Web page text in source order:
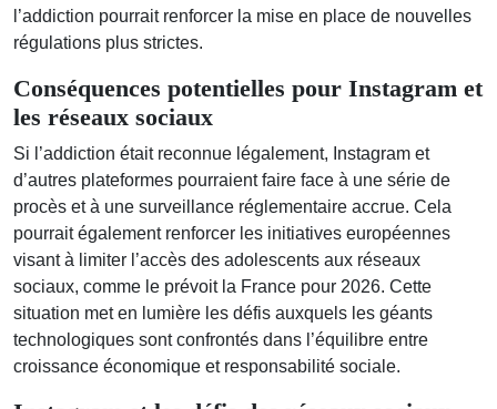
l’addiction pourrait renforcer la mise en place de nouvelles
régulations plus strictes.
Conséquences potentielles pour Instagram et
les réseaux sociaux
Si l’addiction était reconnue légalement, Instagram et
d’autres plateformes pourraient faire face à une série de
procès et à une surveillance réglementaire accrue. Cela
pourrait également renforcer les initiatives européennes
visant à limiter l’accès des adolescents aux réseaux
sociaux, comme le prévoit la France pour 2026. Cette
situation met en lumière les défis auxquels les géants
technologiques sont confrontés dans l’équilibre entre
croissance économique et responsabilité sociale.